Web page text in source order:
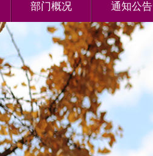
部门概况 通知公告